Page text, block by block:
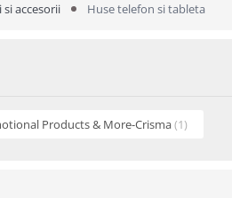
accesorii Huse telefon si tableta
Products & More-Crisma(1)